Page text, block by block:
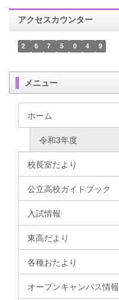
アクセスカウンター
2 6 7 5 0 4 9
メニュー
ホーム
令和3年度
校長室だより
公立高校ガイドブック
入試情報
東高だより
各種おたより
オープンキャンパス情報